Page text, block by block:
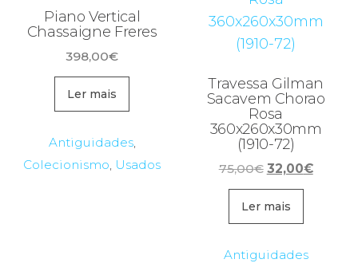
Piano Vertical
Chassaigne Freres
398,00€
Ler mais
Antiguidades,
Colecionismo, Usados
Travessa Gilman
Sacavem Chorao
Rosa
360x260x30mm
(1910-72)
75,00€ O
preço
original
era:
32,00€O
Ler mais
Antiguidades